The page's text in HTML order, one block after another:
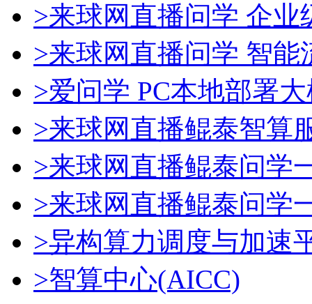
>来球网直播问学 企业
>来球网直播问学 智能
>爱问学 PC本地部署
>来球网直播鲲泰智算
>来球网直播鲲泰问学
>来球网直播鲲泰问学
>异构算力调度与加速
>智算中心(AICC)